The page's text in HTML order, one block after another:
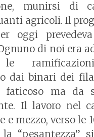
munirsi di
agricoli. Il
oggi
di noi era
le
dai binari dei
faticoso ma da
Il lavoro nel
e mezzo, verso le
“pesantezza”